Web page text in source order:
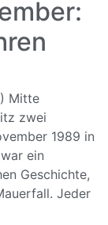
Mitte
zwei
1989 in
ein
Geschichte,
Jeder